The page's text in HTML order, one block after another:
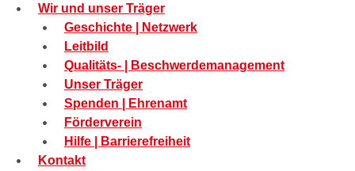
Wir und unser Träger
Geschichte | Netzwerk
Leitbild
Qualitäts- | Beschwerdemanagement
Unser Träger
Spenden | Ehrenamt
Förderverein
Hilfe | Barrierefreiheit
Kontakt